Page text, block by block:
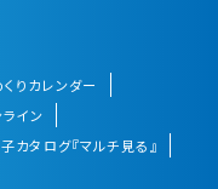
りカレンダー
イン
カタログ『マルチ見る』